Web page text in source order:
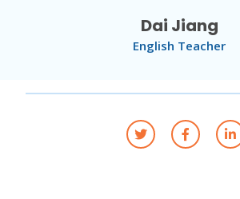
Dai Jiang
English Teacher